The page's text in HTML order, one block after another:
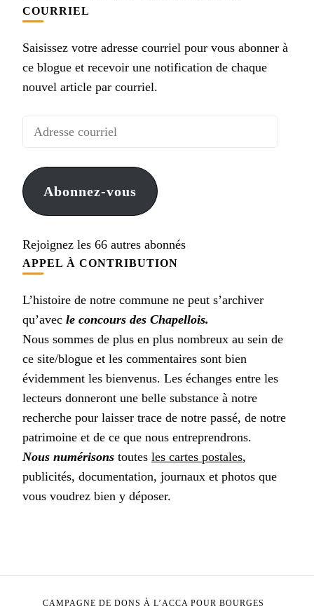
COURRIEL
Saisissez votre adresse courriel pour vous abonner à
ce blogue et recevoir une notification de chaque
nouvel article par courriel.
Adresse
Abonnez-vous
Rejoignez les 66 autres abonnés
APPEL À CONTRIBUTION
L’histoire de notre commune ne peut s’archiver
qu’avec le concours des Chapellois.
Nous sommes de plus en plus nombreux au sein de
ce site/blogue et les commentaires sont bien
évidemment les bienvenus. Les échanges entre les
lecteurs donneront une belle substance à notre
recherche pour laisser trace de notre passé, de notre
patrimoine et de ce que nous entreprendrons.
Nous numérisons toutes les cartes postales,
publicités, documentation, journaux et photos que
vous voudrez bien y déposer.
CAMPAGNE DE DONS À L’ACCA POUR BOURGES